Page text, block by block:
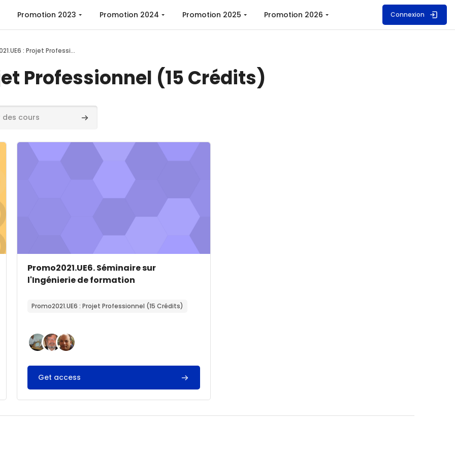
Promotion 2023 Promotion 2024 Promotion 2025 Promotion 2026 Connexion
Promo2021.UE6 : Projet Professionnel (15 Crédits)
Professionnel (15 Crédits)
Rechercher des cours
PP
Image de cours" Promo2021.UE6. Séminaire sur l'Ingénierie de formation
Image de cours
Nom du cours
Promo2021.UE6. Séminaire sur
l'Ingénierie de formation
Promo2021.UE6 : Projet Professionnel (15 Crédits)
Get access